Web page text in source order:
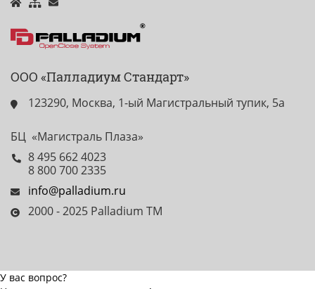
ООО «Палладиум Стандарт»
123290, Москва, 1-ый Магистральный тупик, 5а
БЦ «Магистраль Плаза»
8 495 662 4023
8 800 700 2335
info@palladium.ru
2000 - 2025 Palladium TM
У вас вопрос?